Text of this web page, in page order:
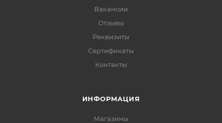
Вакансии
Отзывы
Реквизиты
Сертификаты
Контакты
ИНФОРМАЦИЯ
Магазины